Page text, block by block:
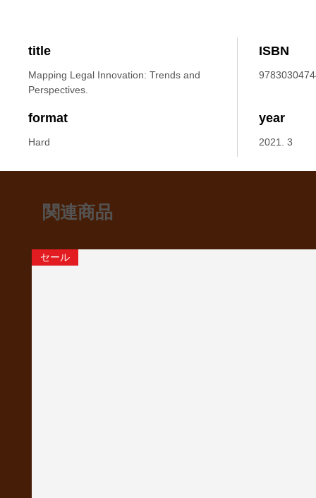
title
Mapping Legal Innovation: Trends and
Perspectives.
ISBN
format
Hard
year
2021. 3
関連商品
セール